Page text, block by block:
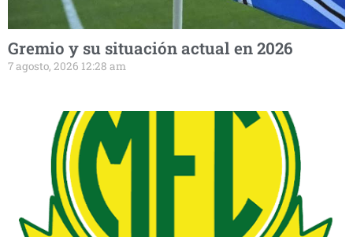
Gremio y su situación actual en 2026
7 agosto, 2026 12:28 am